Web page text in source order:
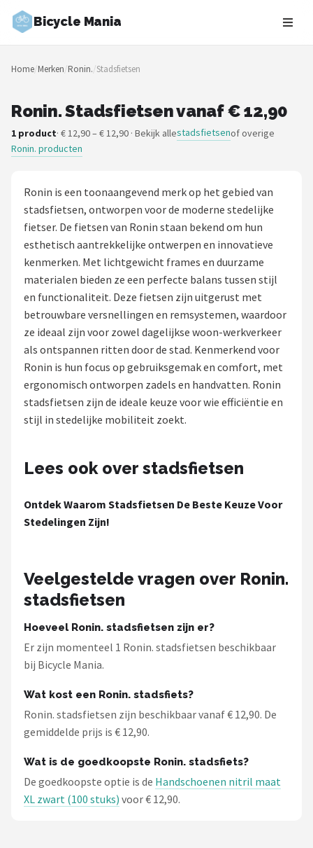
Bicycle Mania
Zoeken
NAVIGATIE
Merken
Fietsroutes
Elektrische fietsen
Mountainbikes
Shop
POPULAIRE MERKEN
Basil
Volare
AXA
BBB Cycling
Schwalbe
Voltano
Shimano
Cortina
Alle merken →
Home/Merken/Ronin./Stadsfietsen
Ronin. Stadsfietsen vanaf € 12,90
1 product· € 12,90 – € 12,90 · Bekijk allestadsfietsenof overige
Ronin. producten
Ronin is een toonaangevend merk op het gebied van
stadsfietsen, ontworpen voor de moderne stedelijke
fietser. De fietsen van Ronin staan bekend om hun
esthetisch aantrekkelijke ontwerpen en innovatieve
kenmerken. Met lichtgewicht frames en duurzame
materialen bieden ze een perfecte balans tussen stijl
en functionaliteit. Deze fietsen zijn uitgerust met
betrouwbare versnellingen en remsystemen, waardoor
ze ideaal zijn voor zowel dagelijkse woon-werkverkeer
als ontspannen ritten door de stad. Kenmerkend voor
Ronin is hun focus op gebruiksgemak en comfort, met
ergonomisch ontworpen zadels en handvatten. Ronin
stadsfietsen zijn de ideale keuze voor wie efficiëntie en
stijl in stedelijke mobiliteit zoekt.
Lees ook over stadsfietsen
Ontdek Waarom Stadsfietsen De Beste Keuze Voor
Stedelingen Zijn!
Veelgestelde vragen over Ronin.
stadsfietsen
Hoeveel Ronin. stadsfietsen zijn er?
Er zijn momenteel 1 Ronin. stadsfietsen beschikbaar
bij Bicycle Mania.
Wat kost een Ronin. stadsfiets?
Ronin. stadsfietsen zijn beschikbaar vanaf € 12,90. De
gemiddelde prijs is € 12,90.
Wat is de goedkoopste Ronin. stadsfiets?
De goedkoopste optie is de Handschoenen nitril maat
XL zwart (100 stuks) voor € 12,90.